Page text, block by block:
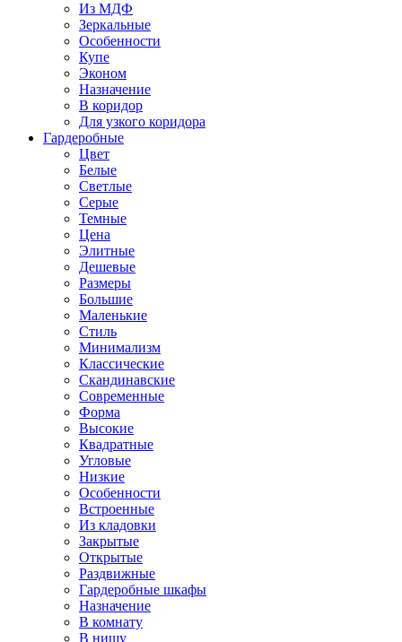
Из МДФ
Зеркальные
Особенности
Купе
Эконом
Назначение
В коридор
Для узкого коридора
Гардеробные
Цвет
Белые
Светлые
Серые
Темные
Цена
Элитные
Дешевые
Размеры
Большие
Маленькие
Стиль
Минимализм
Классические
Скандинавские
Современные
Форма
Высокие
Квадратные
Угловые
Низкие
Особенности
Встроенные
Из кладовки
Закрытые
Открытые
Раздвижные
Гардеробные шкафы
Назначение
В комнату
В нишу